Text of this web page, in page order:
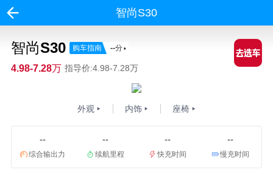
智尚S30
智尚S30 购车指南 --分
4.98-7.28万 指导价:4.98-7.28万
外观 内饰 座椅
--
综合输出力
--
续航里程
--
快充时间
--
慢充时间